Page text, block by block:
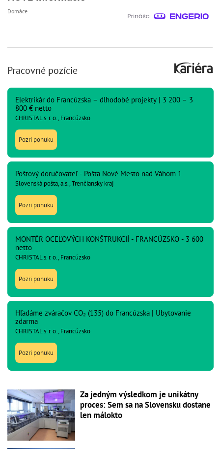
Domáce
Pracovné pozície
Elektrikár do Francúzska – dlhodobé projekty | 3 200 – 3
800 € netto
CHRISTAL s. r. o., Francúzsko
Pozri ponuku
Poštový doručovateľ - Pošta Nové Mesto nad Váhom 1
Slovenská pošta, a.s., Trenčiansky kraj
Pozri ponuku
MONTÉR OCEĽOVÝCH KONŠTRUKCIÍ - FRANCÚZSKO - 3 600
netto
CHRISTAL s. r. o., Francúzsko
Pozri ponuku
Hľadáme zváračov CO₂ (135) do Francúzska | Ubytovanie
zdarma
CHRISTAL s. r. o., Francúzsko
Pozri ponuku
Za jedným výsledkom je unikátny
proces: Sem sa na Slovensku dostane
len málokto